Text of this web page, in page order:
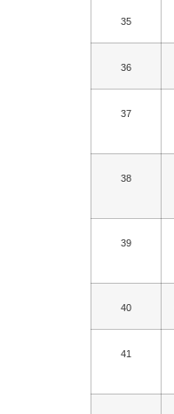
35
36
37
38
39
40
41